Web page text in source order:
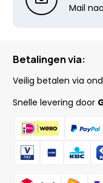
Mail
Betalingen via:
Veilig betalen via
Snelle levering door